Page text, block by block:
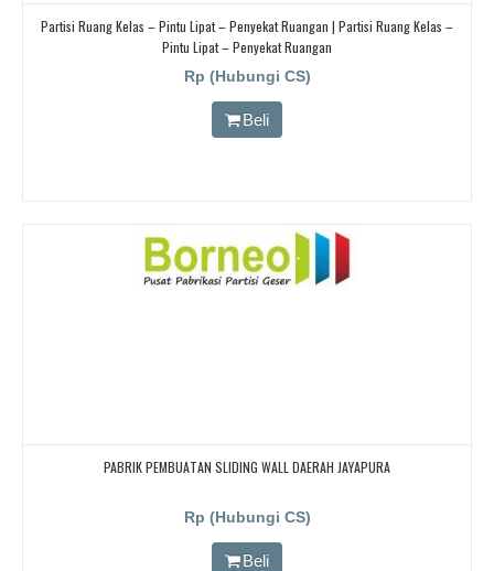
Partisi Ruang Kelas – Pintu Lipat – Penyekat Ruangan | Partisi Ruang Kelas –
Pintu Lipat – Penyekat Ruangan
Rp (Hubungi CS)
Beli
PABRIK PEMBUATAN SLIDING WALL DAERAH JAYAPURA
Rp (Hubungi CS)
Beli